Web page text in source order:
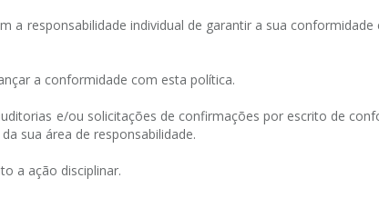
responsabilidade individual de garantir a sua
a conformidade com esta política.
e/ou solicitações de confirmações por escrito de
sua área de responsabilidade.
a ação disciplinar.